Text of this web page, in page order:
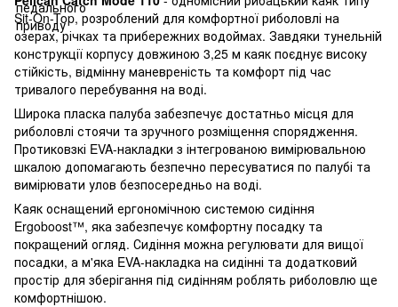
Sit-On-Top, розроблений для комфортної риболовлі на
озерах, річках та прибережних водоймах. Завдяки тунельній
конструкції корпусу довжиною 3,25 м каяк поєднує високу
стійкість, відмінну маневреність та комфорт під час
тривалого перебування на воді.
Широка пласка палуба забезпечує достатньо місця для
риболовлі стоячи та зручного розміщення спорядження.
Протиковзкі EVA-накладки з інтегрованою вимірювальною
шкалою допомагають безпечно пересуватися по палубі та
вимірювати улов безпосередньо на воді.
Каяк оснащений ергономічною системою сидіння
Ergoboost™, яка забезпечує комфортну посадку та
покращений огляд. Сидіння можна регулювати для вищої
посадки, а м'яка EVA-накладка на сидінні та додатковий
простір для зберігання під сидінням роблять риболовлю ще
комфортнішою.